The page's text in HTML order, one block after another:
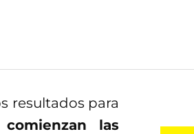
resultados para
comienzan las